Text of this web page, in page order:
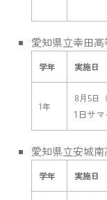
愛知県立幸田
学年 実施日
1年
8月5日（
1日サ
愛知県立安城
学年 実施日